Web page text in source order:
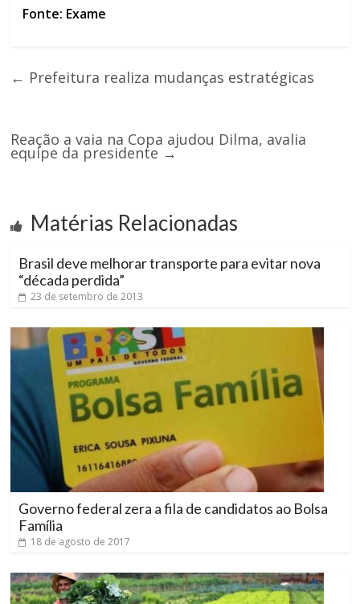
Fonte: Exame
← Prefeitura realiza mudanças estratégicas
Reação a vaia na Copa ajudou Dilma, avalia
equipe da presidente →
Matérias Relacionadas
Brasil deve melhorar transporte para evitar nova
“década perdida”
23 de setembro de 2013
Governo federal zera a fila de candidatos ao Bolsa
Família
18 de agosto de 2017